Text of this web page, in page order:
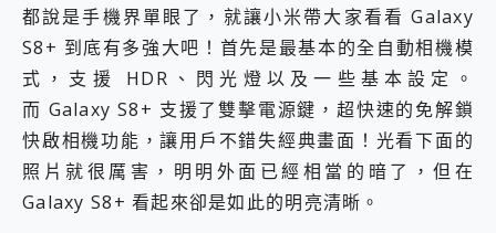
都說是手機界單眼了，就讓小米帶大家看看 Galaxy
S8+ 到底有多強大吧！首先是最基本的全自動相機模
式，支援 HDR、閃光燈以及一些基本設定。
而 Galaxy S8+ 支援了雙擊電源鍵，超快速的免解鎖
快啟相機功能，讓用戶不錯失經典畫面！光看下面的
照片就很厲害，明明外面已經相當的暗了，但在
Galaxy S8+ 看起來卻是如此的明亮清晰。